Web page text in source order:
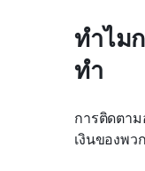
ทำไม
ทำ
การติดตาม
เงินของพ